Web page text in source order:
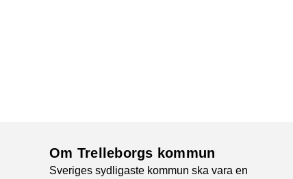
Om Trelleborgs kommun
Sveriges sydligaste kommun ska vara en